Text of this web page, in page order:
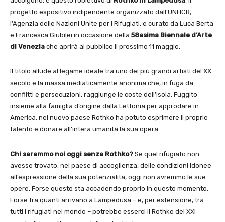
progetto espositivo indipendente organizzato dall’UNHCR,
l’Agenzia delle Nazioni Unite per i Rifugiati, e curato da Luca Berta
e Francesca Giubilei in occasione della 58esima Biennale d’Arte
di Venezia che aprirà al pubblico il prossimo 11 maggio.
Il titolo allude al legame ideale tra uno dei più grandi artisti del XX
secolo e la massa mediaticamente anonima che, in fuga da
conflitti e persecuzioni, raggiunge le coste dell’isola. Fuggito
insieme alla famiglia d’origine dalla Lettonia per approdare in
America, nel nuovo paese Rothko ha potuto esprimere il proprio
talento e donare all’intera umanità la sua opera.
Chi saremmo noi oggi senza Rothko? Se quel rifugiato non
avesse trovato, nel paese di accoglienza, delle condizioni idonee
all’espressione della sua potenzialità, oggi non avremmo le sue
opere. Forse questo sta accadendo proprio in questo momento.
Forse tra quanti arrivano a Lampedusa – e, per estensione, tra
tutti i rifugiati nel mondo – potrebbe esserci il Rothko del XXI